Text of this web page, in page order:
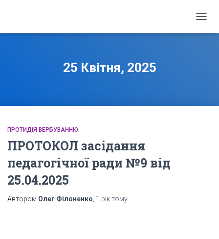
25 Квітня, 2025
ПРОТИДІЯ ВЕРБУВАННЮ
ПРОТОКОЛ засідання
педагогічної ради №9 від
25.04.2025
Автором Олег Філоненко 1 ріктому